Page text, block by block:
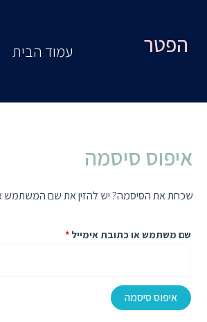
הפטר עמוד הבית
איפוס סיסמה
שכחת את הסיסמה? יש להזין את שם המשתמש או
שם משתמש או כתובת אימייל *
איפוס סיסמה